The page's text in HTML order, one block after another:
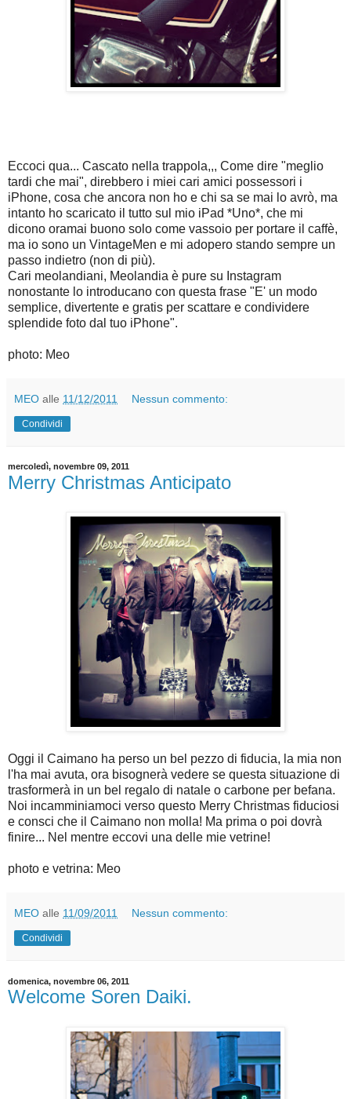
Eccoci qua... Cascato nella trappola,,, Come dire "meglio
tardi che mai", direbbero i miei cari amici possessori i
iPhone, cosa che ancora non ho e chi sa se mai lo avrò, ma
intanto ho scaricato il tutto sul mio iPad *Uno*, che mi
dicono oramai buono solo come vassoio per portare il caffè,
ma io sono un VintageMen e mi adopero stando sempre un
passo indietro (non di più).
Cari meolandiani, Meolandia è pure su Instagram
nonostante lo introducano con questa frase "E' un modo
semplice, divertente e gratis per scattare e condividere
splendide foto dal tuo iPhone".
photo: Meo
MEO alle 11/12/2011 Nessun commento:
Condividi
mercoledì, novembre 09, 2011
Merry Christmas Anticipato
Oggi il Caimano ha perso un bel pezzo di fiducia, la mia non
l'ha mai avuta, ora bisognerà vedere se questa situazione di
trasformerà in un bel regalo di natale o carbone per befana.
Noi incamminiamoci verso questo Merry Christmas fiduciosi
e consci che il Caimano non molla! Ma prima o poi dovrà
finire... Nel mentre eccovi una delle mie vetrine!
photo e vetrina: Meo
MEO alle 11/09/2011 Nessun commento:
Condividi
domenica, novembre 06, 2011
Welcome Soren Daiki.